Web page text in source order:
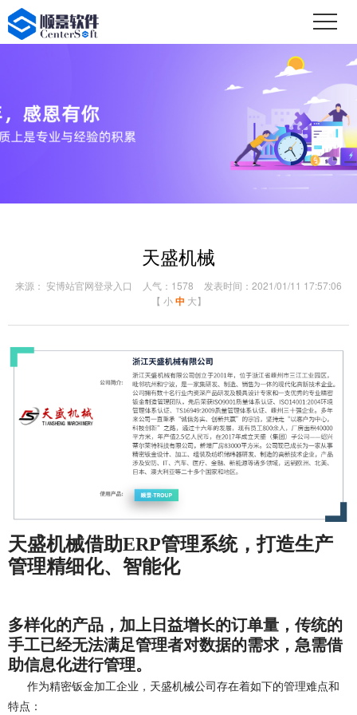
天盛机械
来源： 安博站官网登录入口 人气：1578
发表时间：2021/01/11 17:57:06
【 小 中 大】
天盛机械借助ERP管理系统，打造生产
管理精细化、智能化
多样化的产品，加上日益增长的订单量，传统的
手工已经无法满足管理者对数据的需求，急需借
助信息化进行管理。
作为精密钣金加工企业，天盛机械公司存在着如下的管理难点和
特点：